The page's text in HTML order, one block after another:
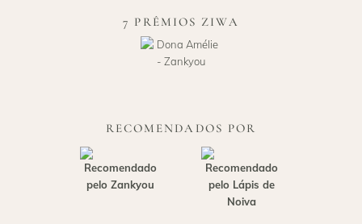
7 PRÊMIOS ZIWA
RECOMENDADOS POR